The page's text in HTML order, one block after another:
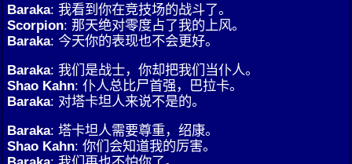
Baraka: 我看到你在竞技场的战斗了。
Scorpion: 那天绝对零度占了我的上风。
Baraka: 今天你的表现也不会更好。
Baraka: 我们是战士，你却把我们当仆人。
Shao Kahn: 仆人总比尸首强，巴拉卡。
Baraka: 对塔卡坦人来说不是的。
Baraka: 塔卡坦人需要尊重，绍康。
Shao Kahn: 你们会知道我的厉害。